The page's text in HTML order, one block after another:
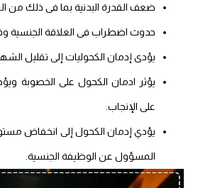
ضعف القدرة البدنية بما فى ذلك من
حدوث اضطراب فى العلاقة الجنسية
يؤدى إدمان الكحوليات إلى تقليل
يؤثر ادمان الكحول على الخصوبة
على الإنجاب.
يؤدي إدمان الكحول إلى انخفاض
المسؤول عن الوظيفة الجنسية.